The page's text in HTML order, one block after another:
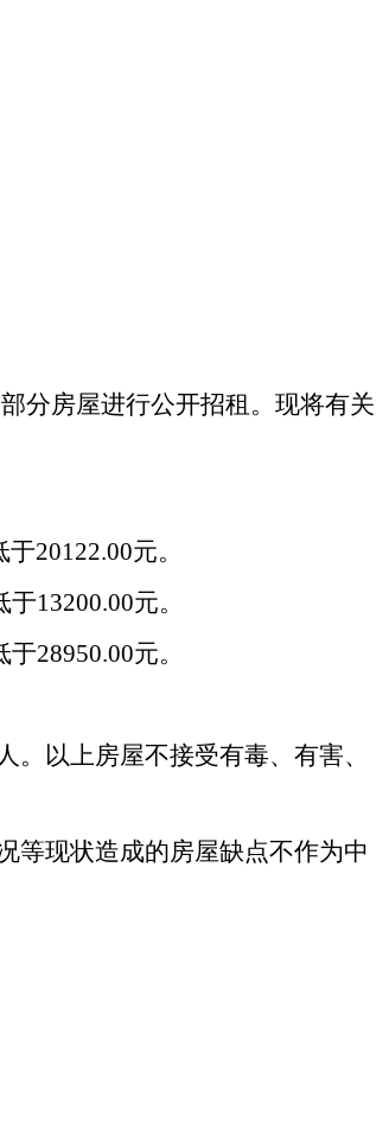
部分房屋进行公开招租。现将有关
于20122.00元。
于13200.00元。
于28950.00元。
。 以上房屋不接受有毒、有害、
等现状造成的房屋缺点不作为中